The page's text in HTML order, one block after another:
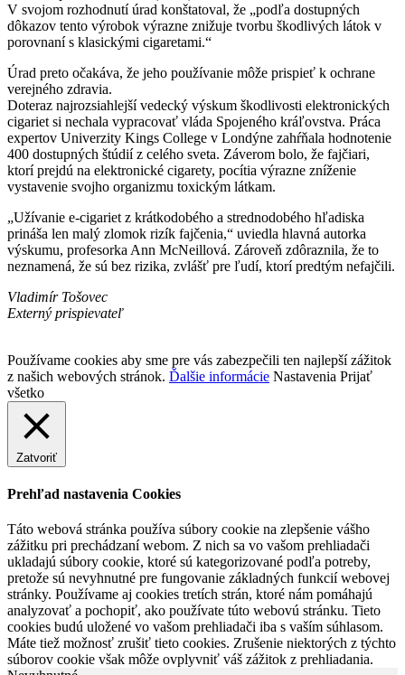
V svojom rozhodnutí úrad konštatoval, že „podľa dostupných
dôkazov tento výrobok výrazne znižuje tvorbu škodlivých látok v
porovnaní s klasickými cigaretami.“
Úrad preto očakáva, že jeho používanie môže prispieť k ochrane
verejného zdravia.
Doteraz najrozsiahlejší vedecký výskum škodlivosti elektronických
cigariet si nechala vypracovať vláda Spojeného kráľovstva. Práca
expertov Univerzity Kings College v Londýne zahŕňala hodnotenie
400 dostupných štúdií z celého sveta. Záverom bolo, že fajčiari,
ktorí prejdú na elektronické cigarety, pocítia výrazne zníženie
vystavenie svojho organizmu toxickým látkam.
„Užívanie e-cigariet z krátkodobého a strednodobého hľadiska
prináša len malý zlomok rizík fajčenia,“ uviedla hlavná autorka
výskumu, profesorka Ann McNeillová. Zároveň zdôraznila, že to
neznamená, že sú bez rizika, zvlášť pre ľudí, ktorí predtým nefajčili.
Vladimír Tošovec
Externý prispievateľ
Používame cookies aby sme pre vás zabezpečili ten najlepší zážitok
z našich webových stránok. Ďalšie informácie Nastavenia Prijať
všetko
Zatvoriť
Prehľad nastavenia Cookies
Táto webová stránka používa súbory cookie na zlepšenie vášho
zážitku pri prechádzaní webom. Z nich sa vo vašom prehliadači
ukladajú súbory cookie, ktoré sú kategorizované podľa potreby,
pretože sú nevyhnutné pre fungovanie základných funkcií webovej
stránky. Používame aj cookies tretích strán, ktoré nám pomáhajú
analyzovať a pochopiť, ako používate túto webovú stránku. Tieto
cookies budú uložené vo vašom prehliadači iba s vaším súhlasom.
Máte tiež možnosť zrušiť tieto cookies. Zrušenie niektorých z týchto
súborov cookie však môže ovplyvniť váš zážitok z prehliadania.